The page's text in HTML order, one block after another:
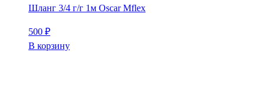
Шланг 3/4 г/г 1м Oscar Mflex
500 ₽
В корзину